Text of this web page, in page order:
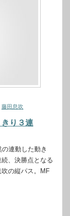
藤田息吹
り３連
連動した動き
、決勝点となる
の縦パス。MF